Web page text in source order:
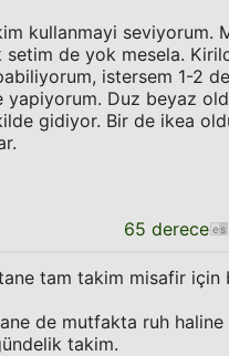
kullanmayi seviyorum.
de yok mesela.
istersem 1-2
yapiyorum. Duz beyaz
gidiyor. Bir de ikea
65 derece
tam takim misafir için
de mutfakta ruh haline
takim.